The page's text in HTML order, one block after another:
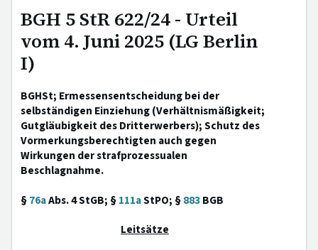
BGH 5 StR 622/24 - Urteil
vom 4. Juni 2025 (LG Berlin
I)
BGHSt; Ermessensentscheidung bei der
selbständigen Einziehung (Verhältnismäßigkeit;
Gutgläubigkeit des Dritterwerbers); Schutz des
Vormerkungsberechtigten auch gegen
Wirkungen der strafprozessualen
Beschlagnahme.
§76aAbs. 4 StGB; §111aStPO; §883BGB
Leitsätze